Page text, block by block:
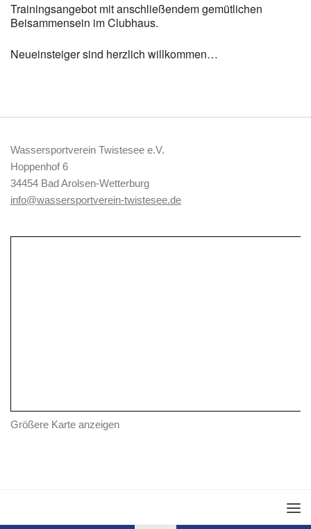
Trainingsangebot mit anschließendem gemütlichen
Beisammensein im Clubhaus.
Neueinsteiger sind herzlich willkommen…
Wassersportverein Twistesee e.V.
Hoppenhof 6
34454 Bad Arolsen-Wetterburg
info@wassersportverein-twistesee.de
Größere Karte anzeigen